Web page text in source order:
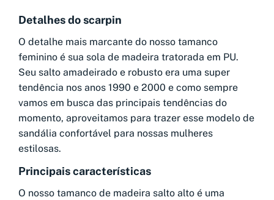
Detalhes do scarpin
O detalhe mais marcante do nosso tamanco
feminino é sua sola de madeira tratorada em PU.
Seu salto amadeirado e robusto era uma super
tendência nos anos 1990 e 2000 e como sempre
vamos em busca das principais tendências do
momento, aproveitamos para trazer esse modelo de
sandália confortável para nossas mulheres
estilosas.
Principais características
O nosso tamanco de madeira salto alto é uma